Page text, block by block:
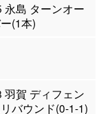
永島 ターンオー
(1本)
羽賀 ディフェン
バウンド(0-1-1)